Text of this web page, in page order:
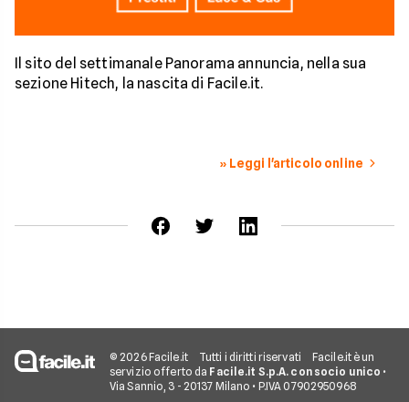
Il sito del settimanale Panorama annuncia, nella sua
sezione Hitech, la nascita di Facile.it.
» Leggi l'articolo online
© 2026 Facile.it Tutti i diritti riservati
Facile.it è un
servizio offerto da Facile.it S.p.A. con socio unico •
Via Sannio, 3 - 20137 Milano • P.IVA 07902950968